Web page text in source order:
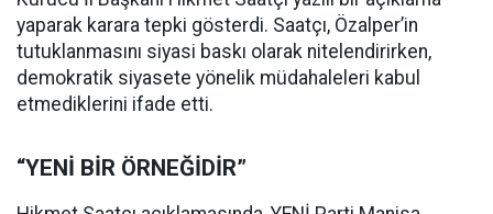
yaparak karara tepki gösterdi. Saatçı, Özalper’in
tutuklanmasını siyasi baskı olarak nitelendirirken,
demokratik siyasete yönelik müdahaleleri kabul
etmediklerini ifade etti.
“YENİ BİR ÖRNEĞİDİR”